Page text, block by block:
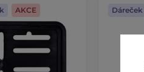
AKCE Dáreček